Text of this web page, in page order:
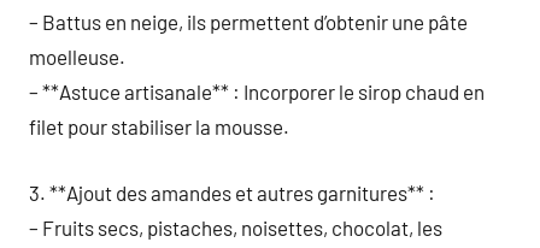
– Battus en neige, ils permettent d’obtenir une pâte
moelleuse.
– **Astuce artisanale** : Incorporer le sirop chaud en
filet pour stabiliser la mousse.
3. **Ajout des amandes et autres garnitures** :
– Fruits secs, pistaches, noisettes, chocolat, les